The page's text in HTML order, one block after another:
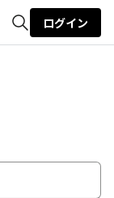
ログイン